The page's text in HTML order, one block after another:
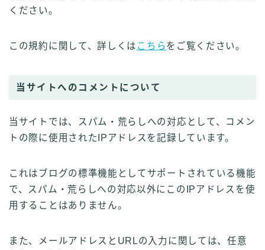
ください。
この規約に関して、詳しくは こちらをご覧ください。
当サイトへのコメントについて
当サイトでは、スパム・荒らしへの対応として、コメン
トの際に使用されたIPアドレスを記録しています。
これはブログの標準機能としてサポートされている機能
で、スパム・荒らしへの対応以外にこのIPアドレスを使
用することはありません。
また、メールアドレスとURLの入力に関しては、任意